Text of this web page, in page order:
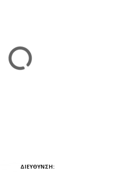
ΔΙΕΎΘΥΝΣΗ